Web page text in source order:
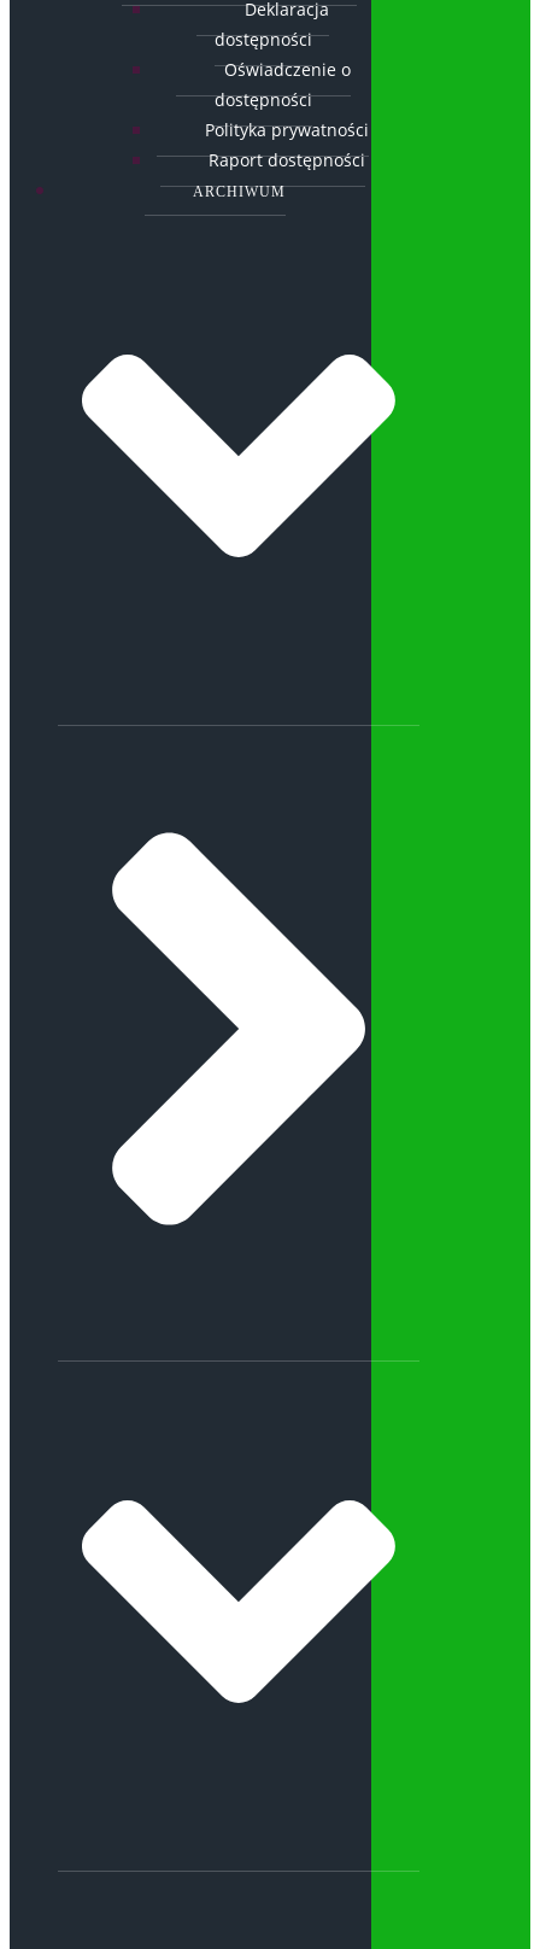
Deklaracja
dostępności
Oświadczenie o
dostępności
Polityka prywatności
Raport dostępności
ARCHIWUM